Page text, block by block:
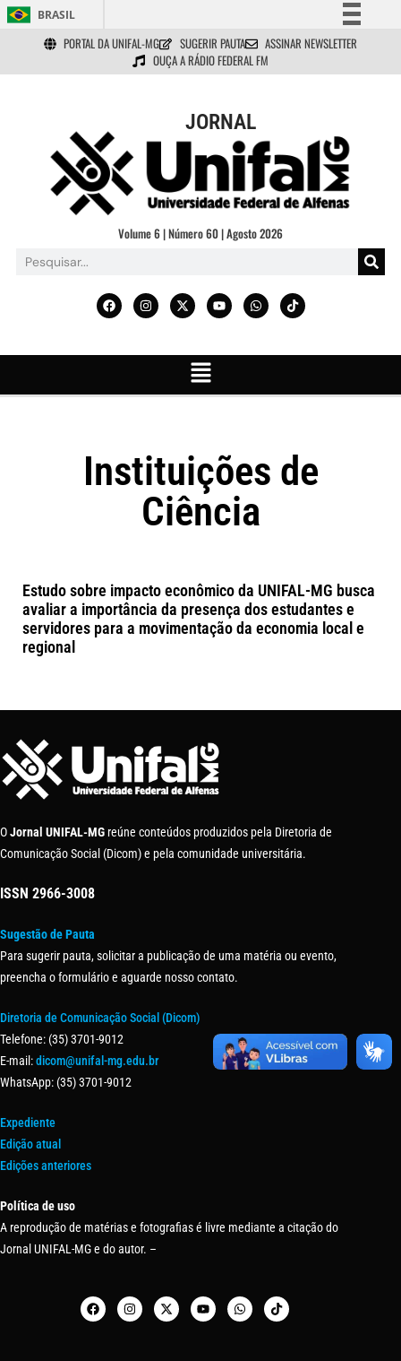
BRASIL
Simplifique!
Comunica BR
Acesso à informação
Legislação
Canais
PORTAL DA UNIFAL-MG SUGERIR PAUTA
ASSINAR NEWSLETTER
OUÇA A RÁDIO FEDERAL FM
JORNAL
Volume 6 | Número 60 | Agosto 2026
Instituições de
Ciência
Estudo sobre impacto econômico da UNIFAL-MG busca
avaliar a importância da presença dos estudantes e
servidores para a movimentação da economia local e
regional
OJornal UNIFAL-MG reúne conteúdos produzidos pela Diretoria de
Comunicação Social (Dicom) e pela comunidade universitária.
ISSN 2966-3008
Sugestão de Pauta
Para sugerir pauta, solicitar a publicação de uma matéria ou evento,
preencha o formulário e aguarde nosso contato.
Diretoria de Comunicação Social (Dicom)
Telefone: (35) 3701-9012
E-mail:dicom@unifal-mg.edu.br
WhatsApp: (35) 3701-9012
Expediente
Edição atual
Edições anteriores
Política de uso
A reprodução de matérias e fotografias é livre mediante a citação do
Jornal UNIFAL-MG e do autor. –